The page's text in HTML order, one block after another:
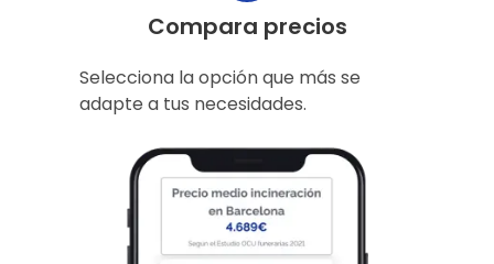
Compara precios
Selecciona la opción que más se
adapte a tus necesidades.